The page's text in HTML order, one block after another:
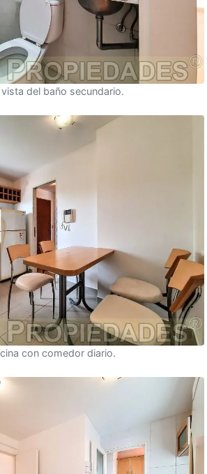
vista del baño secundario.
con comedor diario.